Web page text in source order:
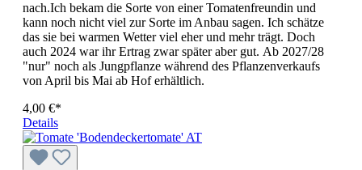
nach.Ich bekam die Sorte von einer Tomatenfreundin und
kann noch nicht viel zur Sorte im Anbau sagen. Ich schätze
das sie bei warmen Wetter viel eher und mehr trägt. Doch
auch 2024 war ihr Ertrag zwar später aber gut. Ab 2027/28
"nur" noch als Jungpflanze während des Pflanzenverkaufs
von April bis Mai ab Hof erhältlich.
4,00 €*
Details